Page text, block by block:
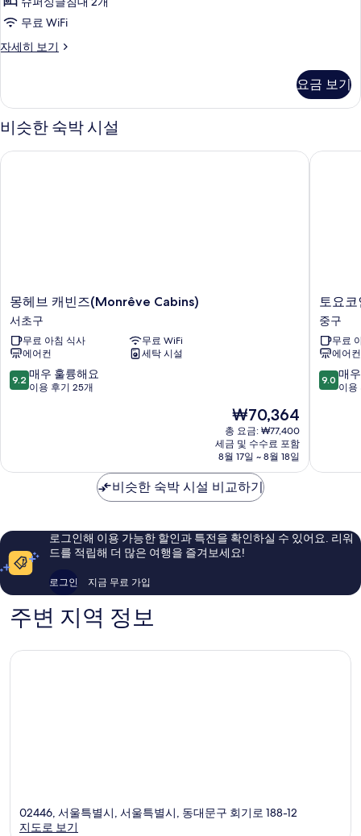
사
모
보
기
무료 WiFi
자세히 보기
디
윈
룸
자
히
요금 보기
비슷한 숙박 시설
몽
헤
브
캐
빈
즈
(Monrêve
몽헤브 캐빈즈(Monrêve Cabins)
서초구
무료 아침 식사
무료 WiFi
에어컨
세탁 시설
10
점
매
해
이
용
25
9.2 매우 훌륭해요
이용 후기 25개
현
재
요
금
₩70,364
₩70,364
총 요금: ₩77,400
세금 및 수수료 포함
8월 17일 ~ 8월 18일
몽헤브 캐빈즈(Monrêve Cabins)
토
요
코
인
서
울
동
토요
중구
무료
에어컨
10
점
매
해
요,
9.0 매
이용
토요코
비슷한 숙박 시설 비교하기
로그인해 이용 가능한 할인과 특전을 확인하실 수 있어요. 리워
드를 적립해 더 많은 여행을 즐겨보세요!
로그인 지금 무료 가입
주변 지역 정보
02446, 서울특별시, 서울특별시, 동대문구 회기로 188-12
지도로 보기